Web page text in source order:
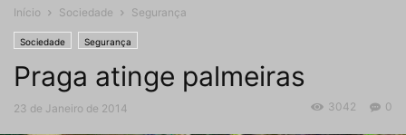
Início Sociedade Segurança
Sociedade Segurança
Praga atinge palmeiras
23 de Janeiro de 2014 0
3042